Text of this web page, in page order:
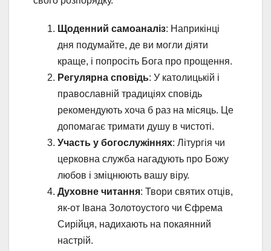
Щоденний самоаналіз: Наприкінці
дня подумайте, де ви могли діяти
краще, і попросіть Бога про прощення.
Регулярна сповідь: У католицькій і
православній традиціях сповідь
рекомендують хоча б раз на місяць. Це
допомагає тримати душу в чистоті.
Участь у богослужіннях: Літургія чи
церковна служба нагадують про Божу
любов і зміцнюють вашу віру.
Духовне читання: Твори святих отців,
як-от Івана Золотоустого чи Єфрема
Сирійця, надихають на покаянний
настрій.